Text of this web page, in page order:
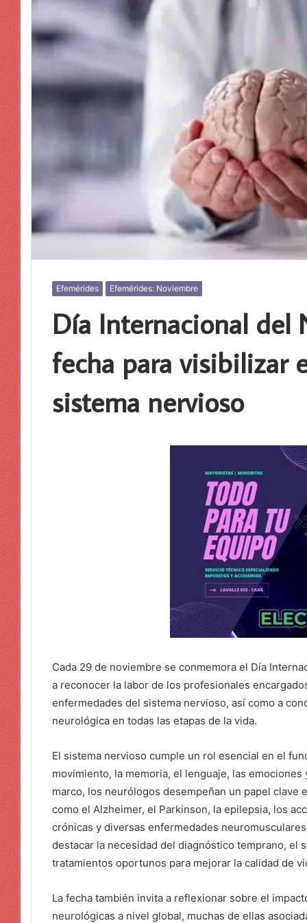
Efemérides Efemérides: Noviembre
Día Internacional del
fecha para visibilizar
sistema nervioso
Cada 29 de noviembre se conmemora el Día
a reconocer la labor de los profesionales
enfermedades del sistema nervioso, así como a
neurológica en todas las etapas de la vida.
El sistema nervioso cumple un rol esencial en el
movimiento, la memoria, el lenguaje, las
marco, los neurólogos desempeñan un papel clave
como el Alzheimer, el Parkinson, la epilepsia, los
crónicas y diversas enfermedades
destacar la necesidad del diagnóstico temprano, el
tratamientos oportunos para mejorar la calidad de
La fecha también invita a reflexionar sobre el
neurológicas a nivel global, muchas de ellas